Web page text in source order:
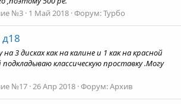
№3 1 Май 2018 Форум:Турбо
3 дисках как на калине и 1 как на красной
подкладываю классическую проставку .Могу
№17 26 Апр 2018 Форум:Архив